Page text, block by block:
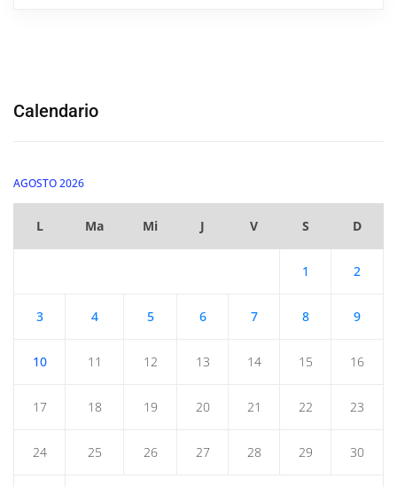
Calendario
AGOSTO 2026
L Ma Mi J V S D
1 2
3 4 5 6 7 8 9
10 11 12 13 14 15 16
17 18 19 20 21 22 23
24 25 26 27 28 29 30